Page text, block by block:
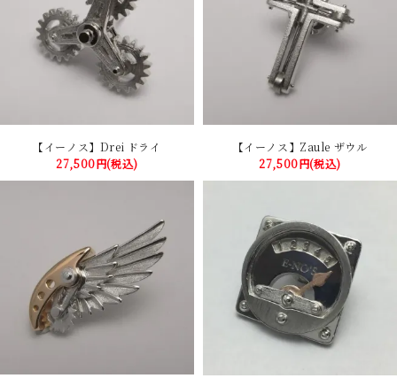
【イーノス】Drei ドライ
27,500円(税込)
【イーノス】Zaule ザウル
27,500円(税込)